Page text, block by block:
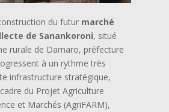
du futur marché
de Sanankoroni, situé
rurale de Damaro, préfecture
à un rythme très
infrastructure stratégique,
du Projet Agriculture
et Marchés (AgriFARM),